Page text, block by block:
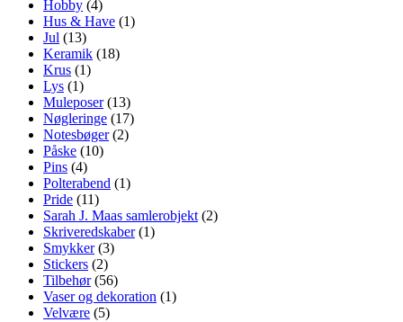
Hobby (4)
Hus & Have (1)
Jul (13)
Keramik (18)
Krus (1)
Lys (1)
Muleposer(13)
Nøgleringe (17)
Notesbøger(2)
Påske (10)
Pins (4)
Polterabend (1)
Pride (11)
Sarah J. Maas samlerobjekt (2)
Skriveredskaber(1)
Smykker(3)
Stickers (2)
Tilbehør(56)
Vaser og dekoration (1)
Velvære (5)